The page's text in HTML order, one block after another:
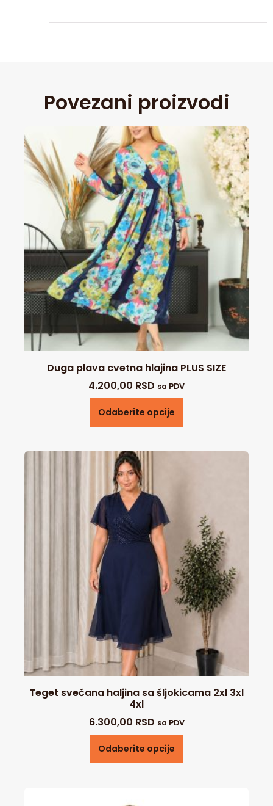
Povezani proizvodi
Duga plava cvetna hlajina PLUS SIZE
4.200,00 RSD sa PDV
Odaberite opcije
Teget svečana haljina sa šljokicama 2xl 3xl
4xl
6.300,00 RSD sa PDV
Odaberite opcije